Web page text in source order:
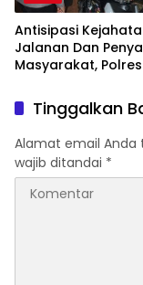
Antisipasi
Jalanan Dan
Masyarakat,
Kondusif
Tinggalkan
Alamat email Anda
wajib ditandai *